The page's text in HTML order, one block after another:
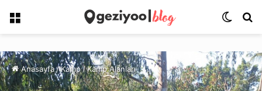
Menü Dış
Anasayfa/Kamp/Kamp Alanları